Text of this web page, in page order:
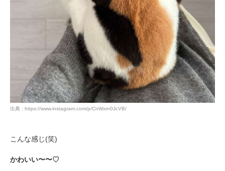
出典 : https://www.instagram.com/p/CnWxrn0JcVB/
こんな感じ(笑)
かわいい〜〜♡